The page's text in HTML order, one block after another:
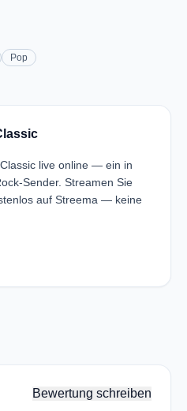
Pop
live online — ein in
Sender. Streamen Sie
auf Streema — keine
Bewertung schreiben